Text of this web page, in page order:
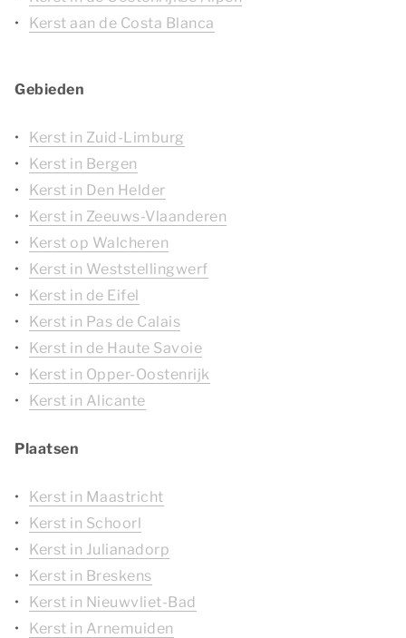
Kerst aan de Costa Blanca
Gebieden
Kerst in Zuid-Limburg
Kerst in Bergen
Kerst in Den Helder
Kerst in Zeeuws-Vlaanderen
Kerst op Walcheren
Kerst in Weststellingwerf
Kerst in de Eifel
Kerst in Pas de Calais
Kerst in de Haute Savoie
Kerst in Opper-Oostenrijk
Kerst in Alicante
Plaatsen
Kerst in Maastricht
Kerst in Schoorl
Kerst in Julianadorp
Kerst in Breskens
Kerst in Nieuwvliet-Bad
Kerst in Arnemuiden